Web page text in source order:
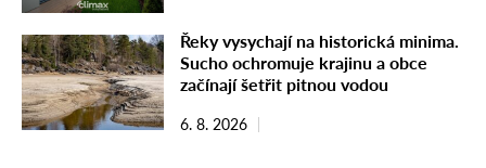
Řeky vysychají na historická minima.
Sucho ochromuje krajinu a obce
začínají šetřit pitnou vodou
6. 8. 2026